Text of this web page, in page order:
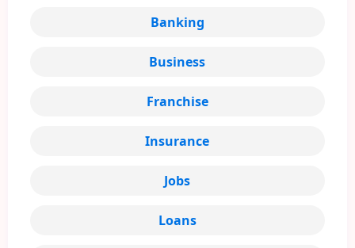
Banking
Business
Franchise
Insurance
Jobs
Loans